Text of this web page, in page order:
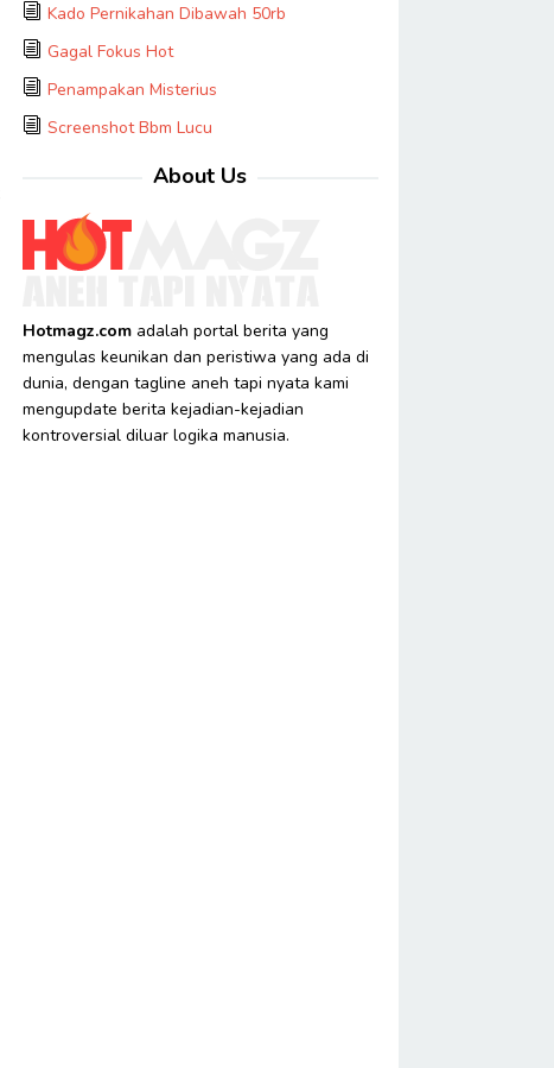
Kado Pernikahan Dibawah 50rb
Gagal Fokus Hot
Penampakan Misterius
Screenshot Bbm Lucu
About Us
Hotmagz.comadalah portal berita yang
mengulas keunikan dan peristiwa yang ada di
dunia, dengan tagline aneh tapi nyata kami
mengupdate berita kejadian-kejadian
kontroversial diluar logika manusia.